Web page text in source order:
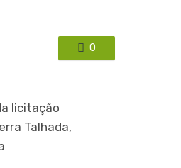
0
licitação
Talhada,